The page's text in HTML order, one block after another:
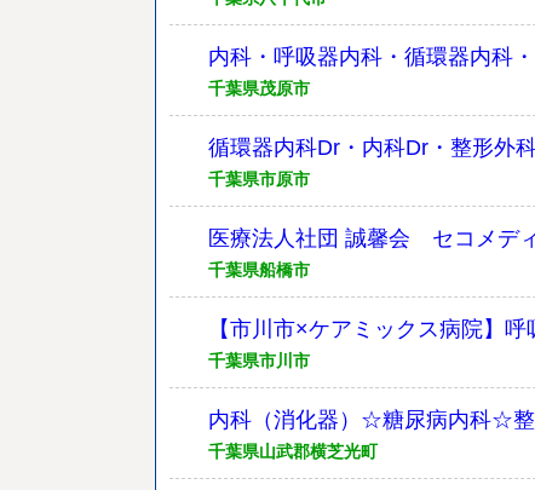
内科・呼吸器内科・循環器内科
千葉県茂原市
循環器内科Dr・内科Dr・整形外
千葉県市原市
医療法人社団 誠馨会 セコメデ
千葉県船橋市
【市川市×ケアミックス病院】
千葉県市川市
内科（消化器）☆糖尿病内科☆整
千葉県山武郡横芝光町